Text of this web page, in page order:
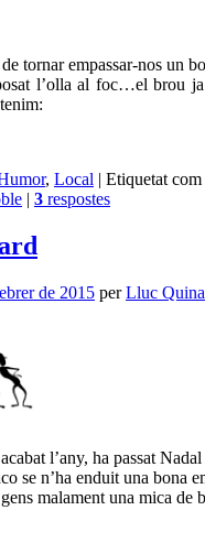
tornar empassar-nos un
l’olla al foc…el brou
, Local | Etiquetat com
| 3 respostes
de 2015 perLluc
l’any, ha passat
se n’ha enduit una bona
malament una mica de